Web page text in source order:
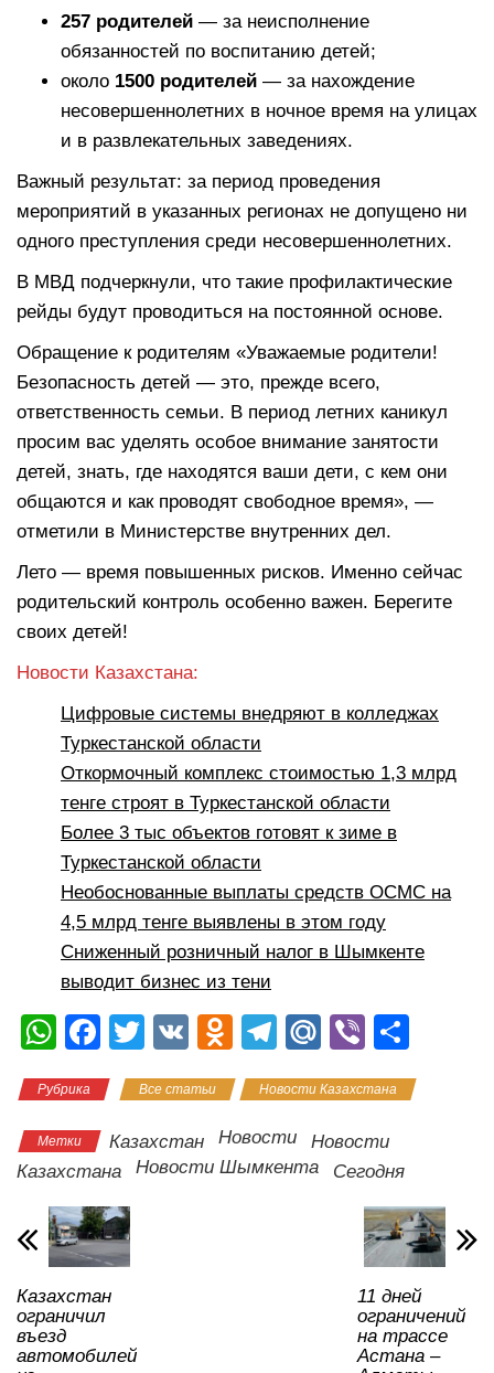
257 родителей — за неисполнение
обязанностей по воспитанию детей;
около 1500 родителей — за нахождение
несовершеннолетних в ночное время на улицах
и в развлекательных заведениях.
Важный результат: за период проведения
мероприятий в указанных регионах не допущено ни
одного преступления среди несовершеннолетних.
В МВД подчеркнули, что такие профилактические
рейды будут проводиться на постоянной основе.
Обращение к родителям «Уважаемые родители!
Безопасность детей — это, прежде всего,
ответственность семьи. В период летних каникул
просим вас уделять особое внимание занятости
детей, знать, где находятся ваши дети, с кем они
общаются и как проводят свободное время», —
отметили в Министерстве внутренних дел.
Лето — время повышенных рисков. Именно сейчас
родительский контроль особенно важен. Берегите
своих детей!
Новости Казахстана:
Цифровые системы внедряют в колледжах
Туркестанской области
Откормочный комплекс стоимостью 1,3 млрд
тенге строят в Туркестанской области
Более 3 тыс объектов готовят к зиме в
Туркестанской области
Необоснованные выплаты средств ОСМС на
4,5 млрд тенге выявлены в этом году
Сниженный розничный налог в Шымкенте
выводит бизнес из тени
W
at
s
A
p
p
F
c
e
b
o
o
k
T
tt
er
V
O
n
o
kl
T
e
gr
a
M
.R
u
Vi
er р
и
ть
Рубрика Все статьи Новости Казахстана
Метки Казахстан Новости
Новости
Казахстана
Новости Шымкента Сегодня
Казахстан
ограничил
въезд
автомобилей
11 дней
ограничений
на трассе
Астана –